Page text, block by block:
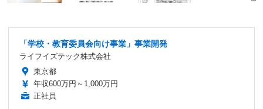
「学校・教育委員会向け事業」事業開発
ライフイズテック株式会社
東京都
年収600万円～1,000万円
正社員